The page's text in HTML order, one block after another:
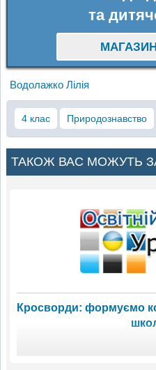
та
Водолажко Лілія
4 клас Природознавство
ТАКОЖ ВАС МОЖУТЬ
Кросворди: формуємо